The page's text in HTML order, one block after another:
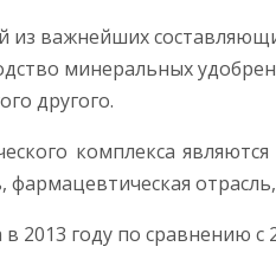
из важнейших
минеральных
другого.
комплекса
фармацевтическая
2013 году по сравнению с